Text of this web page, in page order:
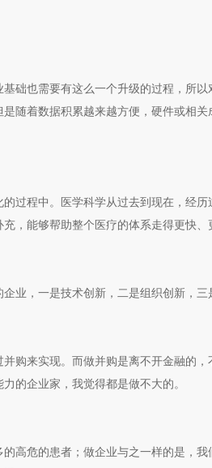
础也需要有这么一个升级的过程，所以
随着数据积累越来越方便，硬件或相
过程中。医学科学从过去到现在，经
，能够帮助整个医疗的体系走得更快、
业，一是技术创新，二是组织创新，三
购来实现。而做并购是离不开金融的
的企业家，我觉得都是做不大的。
高危的患者；做企业与之一样的是，我